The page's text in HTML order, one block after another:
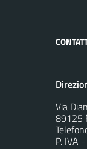
Via
89125
P. IVA